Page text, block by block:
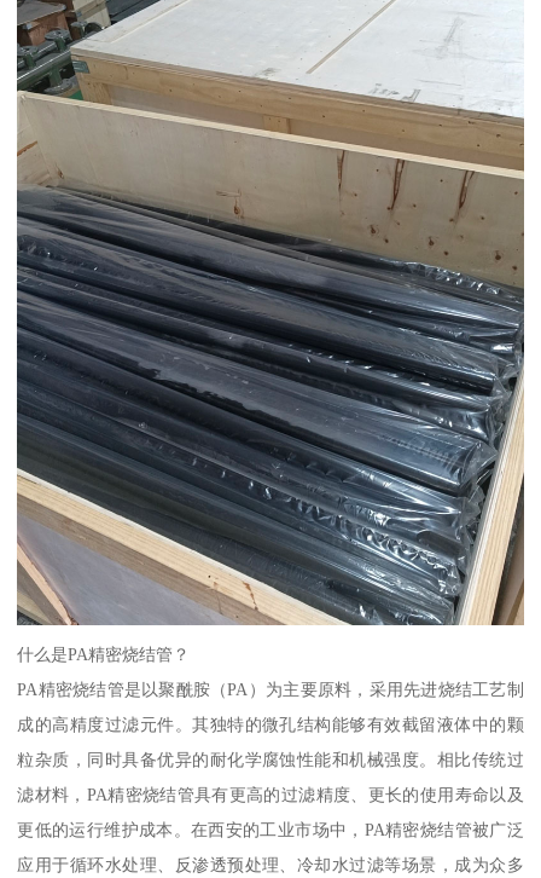
什么是PA精密烧结管？
PA精密烧结管是以聚酰胺（PA）为主要原料，采用先进烧结工艺制
成的高精度过滤元件。其独特的微孔结构能够有效截留液体中的颗
粒杂质，同时具备优异的耐化学腐蚀性能和机械强度。相比传统过
滤材料，PA精密烧结管具有更高的过滤精度、更长的使用寿命以及
更低的运行维护成本。在西安的工业市场中，PA精密烧结管被广泛
应用于循环水处理、反渗透预处理、冷却水过滤等场景，成为众多